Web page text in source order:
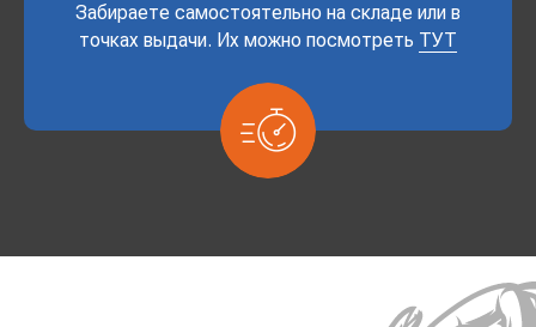
Забираете самостоятельно на складе или в
точках выдачи. Их можно посмотреть ТУТ